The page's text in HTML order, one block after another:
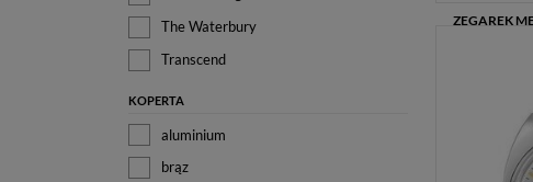
The Waterbury
Transcend
KOPERTA
aluminium
brąz